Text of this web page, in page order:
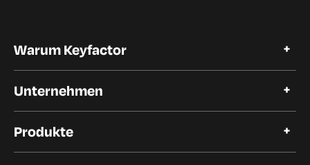
Warum Keyfactor
Kundengeschichten
Unternehmen
Karriere
Produkte